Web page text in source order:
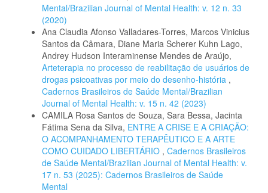
Mental/Brazilian Journal of Mental Health: v. 12 n. 33
(2020)
Ana Claudia Afonso Valladares-Torres, Marcos Vinicius
Santos da Câmara, Diane Maria Scherer Kuhn Lago,
Andrey Hudson Interaminense Mendes de Araújo,
Arteterapia no processo de reabilitação de usuários de
drogas psicoativas por meio do desenho-história ,
Cadernos Brasileiros de Saúde Mental/Brazilian
Journal of Mental Health: v. 15 n. 42 (2023)
CAMILA Rosa Santos de Souza, Sara Bessa, Jacinta
Fátima Sena da Silva, ENTRE A CRISE E A CRIAÇÃO:
O ACOMPANHAMENTO TERAPÊUTICO E A ARTE
COMO CUIDADO LIBERTÁRIO , Cadernos Brasileiros
de Saúde Mental/Brazilian Journal of Mental Health: v.
17 n. 53 (2025): Cadernos Brasileiros de Saúde
Mental